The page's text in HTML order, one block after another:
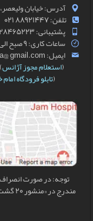
آدرس: خیابان
تلفن: 88921447 021
پشتیبانی: 09128465223 — 09123183809
ساعات کاری: 9 صبح الی 18
ایمیل: 20gasht.a@ gmail.com
(استعلام مجوز آژانس
(تابلو فرودگاه
توجه: در صورت